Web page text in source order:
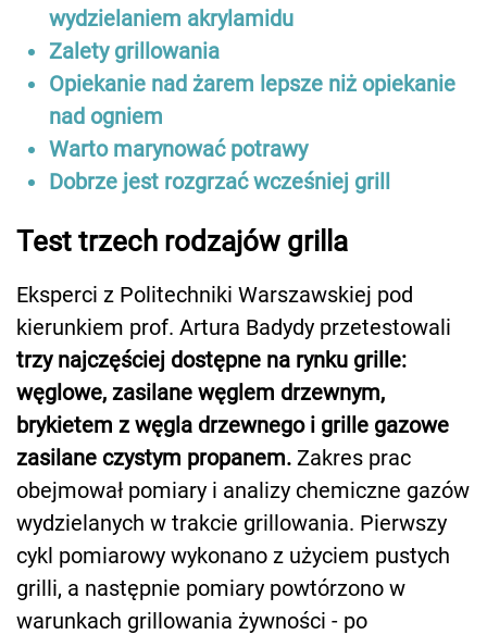
wydzielaniem akrylamidu
Zalety grillowania
Opiekanie nad żarem lepsze niż opiekanie
nad ogniem
Warto marynować potrawy
Dobrze jest rozgrzać wcześniej grill
Test trzech rodzajów grilla
Eksperci z Politechniki Warszawskiej pod
kierunkiem prof. Artura Badydy przetestowali
trzy najczęściej dostępne na rynku grille:
węglowe, zasilane węglem drzewnym,
brykietem z węgla drzewnego i grille gazowe
zasilane czystym propanem. Zakres prac
obejmował pomiary i analizy chemiczne gazów
wydzielanych w trakcie grillowania. Pierwszy
cykl pomiarowy wykonano z użyciem pustych
grilli, a następnie pomiary powtórzono w
warunkach grillowania żywności - po